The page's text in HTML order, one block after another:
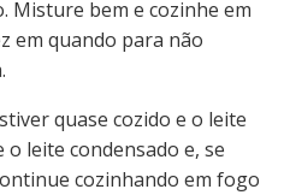
Misture bem e cozinhe em
em quando para não
quase cozido e o leite
leite condensado e, se
cozinhando em fogo